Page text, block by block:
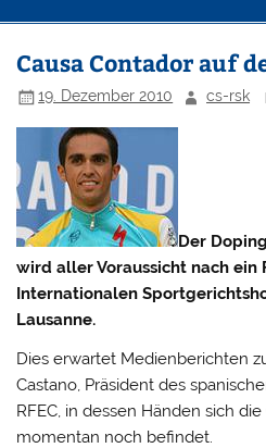
Causa Contador auf
19. Dezember 2010 cs-rsk
Der
wird aller Voraussicht nach ein
Internationalen
Lausanne.
Dies erwartet Medienberichten
Castano, Präsident des
RFEC, in dessen Händen sich
momentan noch befindet.